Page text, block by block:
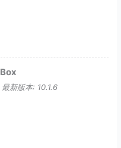
最新版本: 10.1.6